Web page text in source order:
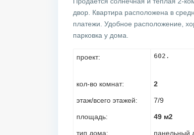
двор. Квартира расположена в
платежи. Удобное расположение,
парковка у дома.
проект: 602.
кол-во комнат: 2
этаж/всего этажей: 7/9
площадь: 49 м2
тип дома: панельный